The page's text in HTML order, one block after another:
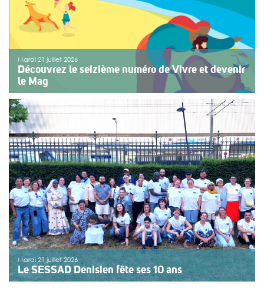
Mardi 21 juillet 2026
Découvrez le seizième numéro de Vivre et devenir
le Mag
Le numéro du mois de juillet 2026 de Vivre et devenir, Le
Mag, vient de paraître. Le dossier central se concentre
sur les vacances pour tous. Vivre et devenir a lancé un
plan d’action afin de rendre les vacances accessibles
[…]
>>Lire la suite
Mardi 21 juillet 2026
Le SESSAD Denisien fête ses 10 ans